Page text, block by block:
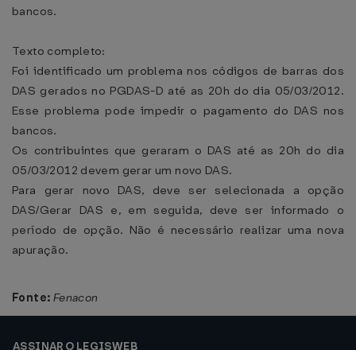
bancos.
Texto completo:
Foi identificado um problema nos códigos de barras dos
DAS gerados no PGDAS-D até as 20h do dia 05/03/2012.
Esse problema pode impedir o pagamento do DAS nos
bancos.
Os contribuintes que geraram o DAS até as 20h do dia
05/03/2012 devem gerar um novo DAS.
Para gerar novo DAS, deve ser selecionada a opção
DAS/Gerar DAS e, em seguida, deve ser informado o
período de opção. Não é necessário realizar uma nova
apuração.
Fonte: Fenacon
ASSINAR O LEGISWEB